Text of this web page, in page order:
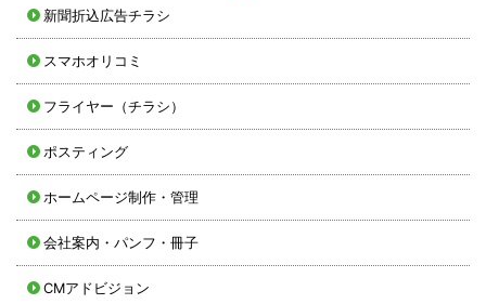
新聞折込広告チラシ
スマホオリコミ
フライヤー（チラシ）
ポスティング
ホームページ制作・管理
会社案内・パンフ・冊子
CMアドビジョン